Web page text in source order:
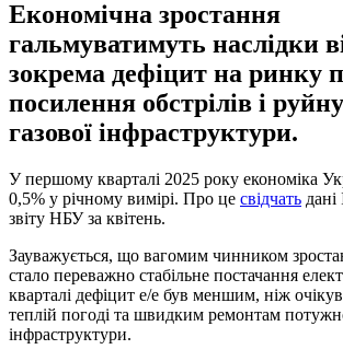
Економічна зростання
гальмуватимуть наслідки
зокрема дефіцит на ринку
посилення обстрілів і
газової інфраструктури.
У першому кварталі 2025 року економіка
0,5% у річному вимірі. Про це свідчать
звіту НБУ за квітень.
Зауважується, що вагомим чинником
стало переважно стабільне постачання
кварталі дефіцит е/е був меншим, ніж
теплій погоді та швидким ремонтам
інфраструктури.